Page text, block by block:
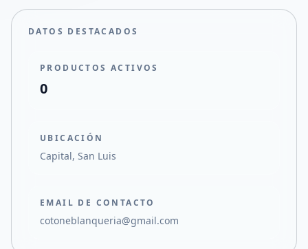
DATOS DESTACADOS
PRODUCTOS ACTIVOS
0
UBICACIÓN
Capital, San Luis
EMAIL DE CONTACTO
cotoneblanqueria@gmail.com